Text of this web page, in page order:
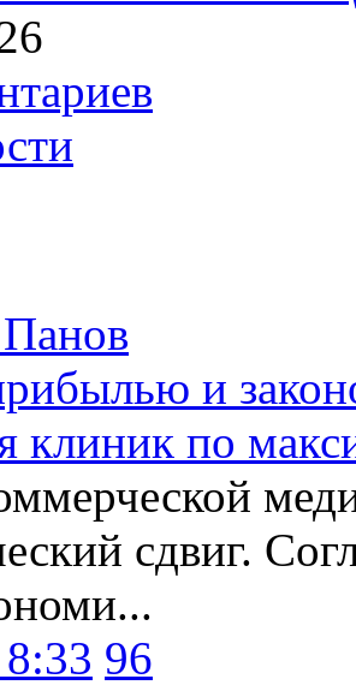
и
клиник по
сдвиг.
96